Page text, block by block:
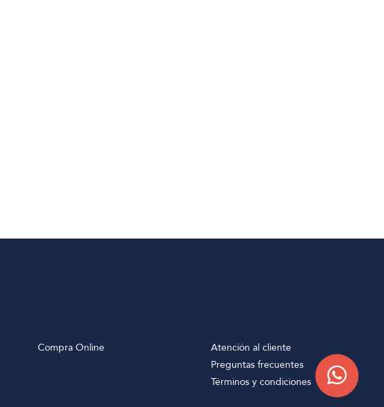
Compra Online
Atención al cliente
Preguntas frecuentes
Términos y condiciones